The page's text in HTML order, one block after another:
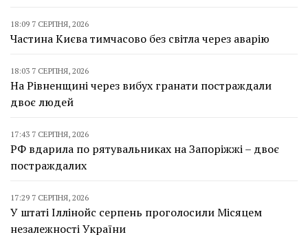
18:09 7 СЕРПНЯ, 2026
Частина Києва тимчасово без світла через аварію
18:03 7 СЕРПНЯ, 2026
На Рівненщині через вибух гранати постраждали
двоє людей
17:43 7 СЕРПНЯ, 2026
РФ вдарила по рятувальниках на Запоріжжі – двоє
постраждалих
17:29 7 СЕРПНЯ, 2026
У штаті Іллінойс серпень проголосили Місяцем
незалежності України